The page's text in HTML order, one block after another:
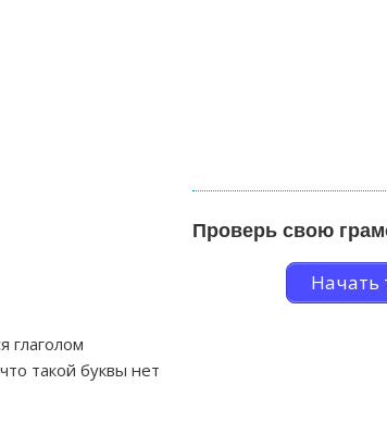
глаголом
такой буквы нет
Проверь свою
Начать